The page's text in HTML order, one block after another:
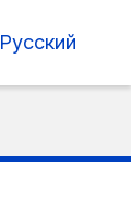
Русский